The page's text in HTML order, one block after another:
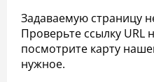
Задаваемую страницу
Проверьте ссылку
посмотрите карту
нужное.